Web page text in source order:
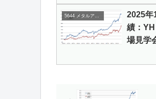
5644 メタルアート
2025年
績：
場見学